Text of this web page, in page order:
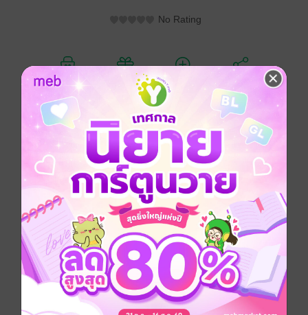
No Rating
อยากได้ ซื้อเป็นของขวัญ แชร์
การดูแลสุขภาพของผู้สูงอายุเป็นเรื่องสำคัญที่ไม่ควรมอง
ข้าม เนื่องจากร่างกายและระบบต่าง ๆ มีการเปลี่ยนแปลง
ไปตามวัย ทำให้การเลือกรับประทานอาหารที่เหมาะสมมี
ส่วนช่วยส่งเสริมคุณภาพชีวิตให้ดีขึ้น สุขภาพแข็งแรง
และมีความสุขในวัยเกษียณ
ตำราอาหารสุขภาพสำหรับผู้สูงอายุ “อร่อยพอดี ดีต่อใจ
ด้วยผักสวนครัว” เล่มนี้ รวบรวมเมนูง่าย ๆ จากวัตถุดิบที่หา
ได้ง่ายในสวนครัวของทุกบ้าน เน้นเมนูที่อุดมไปด้วยสาร
อาหารที่จำเป็นสำหรับผู้สูงอายุ เช่น โปรตีนคุณภาพ
ไฟเบอร์ วิตามิน และแร่ธาตุต่าง ๆ พร้อมทั้งวิธีทำที่ไม่ซับ
ซ้อน เพื่อให้ผู้ดูแลหรือผู้สูงอายุเองสามารถเตรียมอาหารได้
อย่างสะดวก
หวังเป็นอย่างยิ่งว่าเมนูอาหารในเล่มนี้จะเป็นประโยชน์